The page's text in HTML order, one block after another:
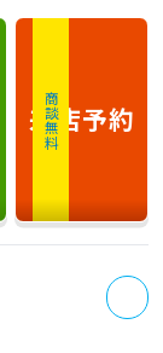
商談無料
来店予約